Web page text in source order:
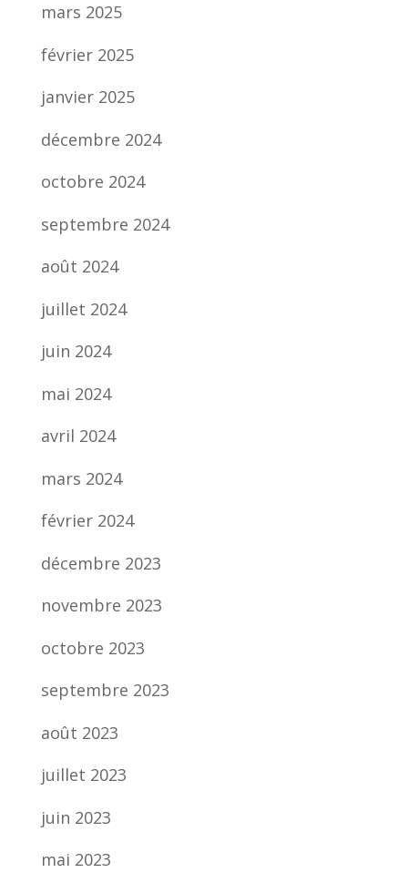
mars 2025
février 2025
janvier 2025
décembre 2024
octobre 2024
septembre 2024
août 2024
juillet 2024
juin 2024
mai 2024
avril 2024
mars 2024
février 2024
décembre 2023
novembre 2023
octobre 2023
septembre 2023
août 2023
juillet 2023
juin 2023
mai 2023